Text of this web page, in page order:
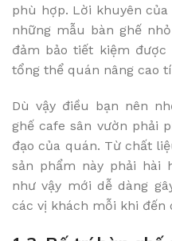
phù hợp. Lời khuyên
những mẫu bàn ghế
đảm bảo tiết kiệm được
tổng thể quán nâng cao
Dù vậy điều bạn nên
ghế cafe sân vườn phải
đạo của quán. Từ chất
sản phẩm này phải hài
như vậy mới dễ dàng
các vị khách mỗi khi đến